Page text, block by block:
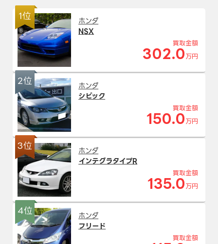
1位
ホンダ
NSX
買取金額
302.0 万円
2位
ホンダ
シビック
買取金額
150.0 万円
3位
ホンダ
インテグラタイプR
買取金額
135.0 万円
4位
ホンダ
フリード
買取金額